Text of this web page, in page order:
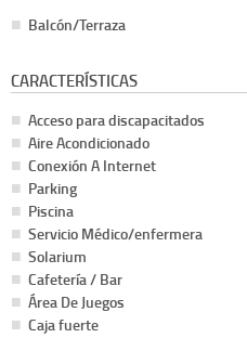
Balcón/Terraza
CARACTERÍSTICAS
Acceso para discapacitados
Aire Acondicionado
Conexión A Internet
Parking
Piscina
Servicio Médico/enfermera
Solarium
Cafetería / Bar
Área De Juegos
Caja fuerte